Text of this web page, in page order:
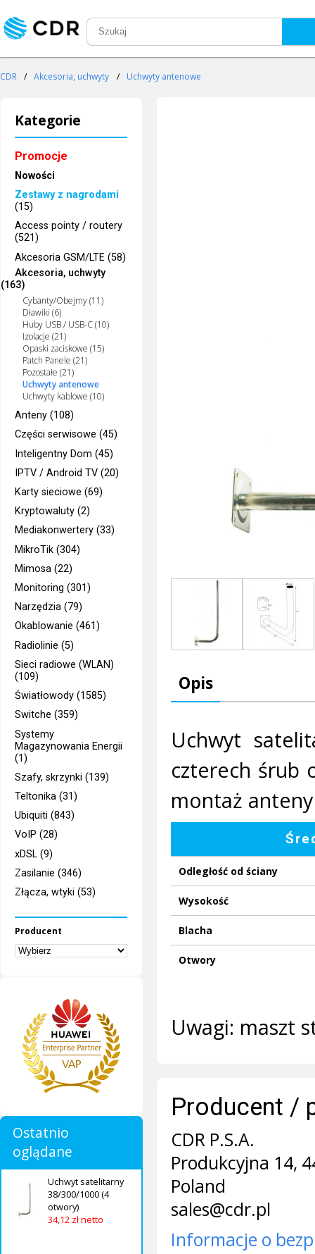
CDR / Akcesoria, uchwyty / Uchwyty antenowe
Kategorie
Promocje
Nowości
Zestawy z nagrodami
(15)
Access pointy / routery
(521)
Akcesoria GSM/LTE (58)
Akcesoria, uchwyty
(163)
Cybanty/Obejmy (11)
Dławiki (6)
Huby USB / USB-C (10)
Izolacje (21)
Opaski zaciskowe (15)
Patch Panele (21)
Pozostałe (21)
Uchwyty antenowe
Uchwyty kablowe (10)
Anteny (108)
Części serwisowe (45)
Inteligentny Dom (45)
IPTV / Android TV (20)
Karty sieciowe (69)
Kryptowaluty (2)
Mediakonwertery (33)
MikroTik (304)
Mimosa (22)
Monitoring (301)
Narzędzia (79)
Okablowanie (461)
Radiolinie (5)
Sieci radiowe (WLAN)
(109)
Światłowody (1585)
Switche (359)
Systemy
Magazynowania Energii
(1)
Szafy, skrzynki (139)
Teltonika (31)
Ubiquiti (843)
VoIP (28)
xDSL (9)
Zasilanie (346)
Złącza, wtyki (53)
Producent
Ostatnio
oglądane
Uchwyt satelitarny
38/300/1000 (4
otwory)
34,12 zł netto
Opis
Uchwyt
czterech śrub
montaż
Odległość od ściany
Wysokość
Blacha
Otwory
Uwagi: maszt
Producent /
CDR P.S.A.
Produkcyjna 14,
Poland
sales@cdr.pl
Informacje o